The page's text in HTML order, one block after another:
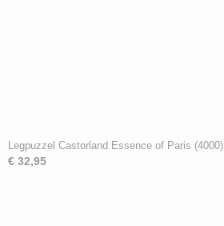
Legpuzzel Castorland Essence of Paris (4000)
€ 32,95